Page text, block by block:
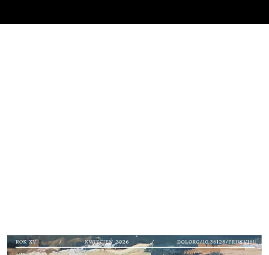
Cover image